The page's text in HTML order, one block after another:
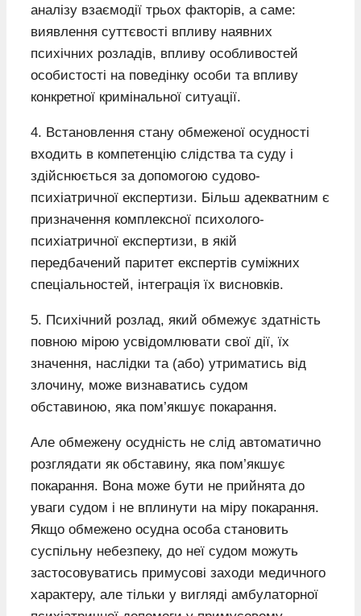
аналізу взаємодії трьох факторів, а саме:
виявлення суттєвості впливу наявних
психічних розладів, впливу особливостей
особистості на поведінку особи та впливу
конкретної кримінальної ситуації.
4. Встановлення стану обмеженої осудності
входить в компетенцію слідства та суду і
здійснюється за допомогою судово-
психіатричної експертизи. Більш адекватним є
призначення комплексної психолого-
психіатричної експертизи, в якій
передбачений паритет експертів суміжних
спеціальностей, інтеграція їх висновків.
5. Психічний розлад, який обмежує здатність
повною мірою усвідомлювати свої дії, їх
значення, наслідки та (або) утриматись від
злочину, може визнаватись судом
обставиною, яка пом’якшує покарання.
Але обмежену осудність не слід автоматично
розглядати як обставину, яка пом’якшує
покарання. Вона може бути не прийнята до
уваги судом і не вплинути на міру покарання.
Якщо обмежено осудна особа становить
суспільну небезпеку, до неї судом можуть
застосовуватись примусові заходи медичного
характеру, але тільки у вигляді амбулаторної